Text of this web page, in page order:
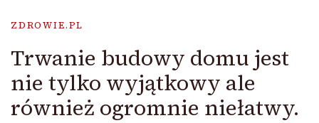
ZDROWIE.PL
Trwanie budowy domu jest
nie tylko wyjątkowy ale
również ogromnie niełatwy.